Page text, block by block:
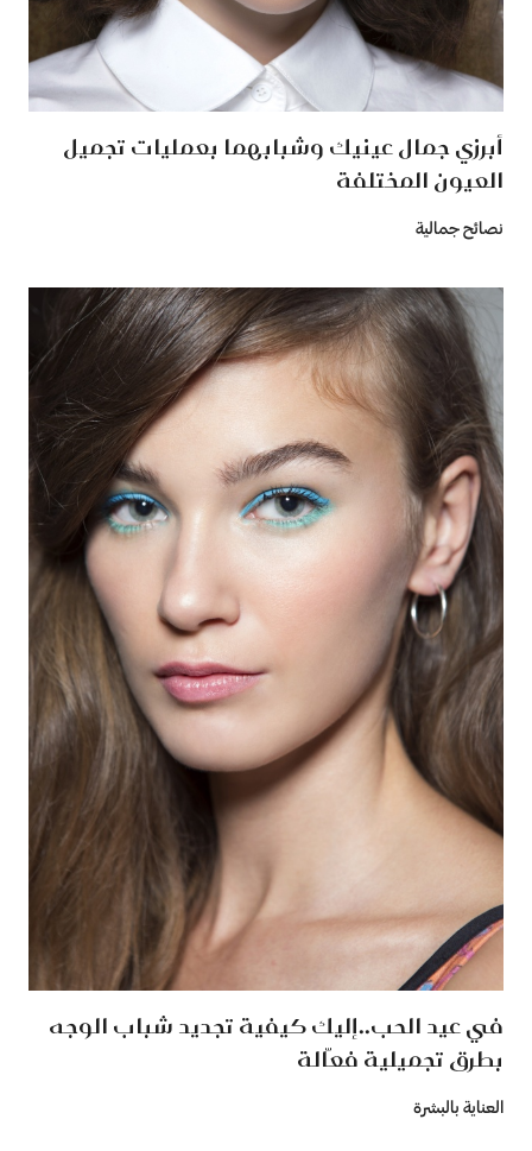
أبرزي جمال عينيك وشبابهما بعمليات تجميل
العيون المختلفة
نصائح جمالية
في عيد الحب..إليك كيفية تجديد شباب الوجه
بطرق تجميلية فعّالة
العناية بالبشرة